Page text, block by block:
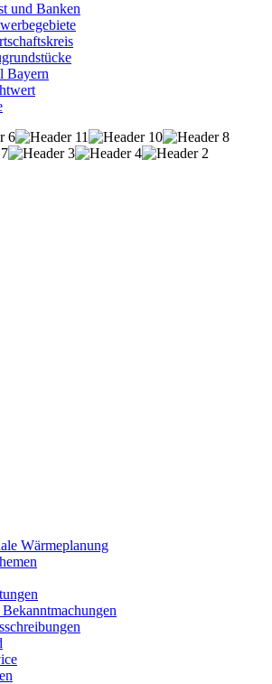
und Banken
Bayern
Wärmeplanung